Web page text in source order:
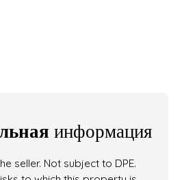
информация
seller. Not subject to DPE.